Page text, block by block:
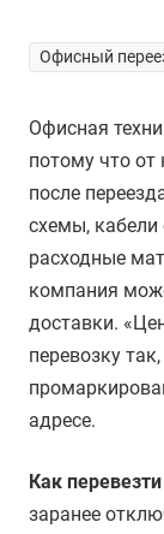
Офисный
Офисная
потому что от
после
схемы,
расходные
компания
доставки.
перевозку
адресе.
Как
заранее